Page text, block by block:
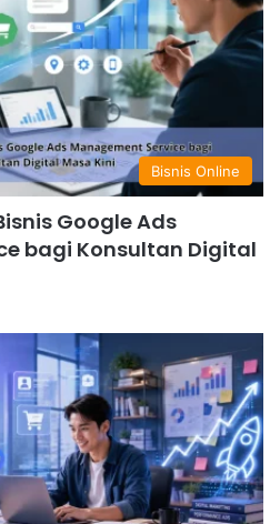
Bisnis Online
Google Ads
bagi Konsultan Digital